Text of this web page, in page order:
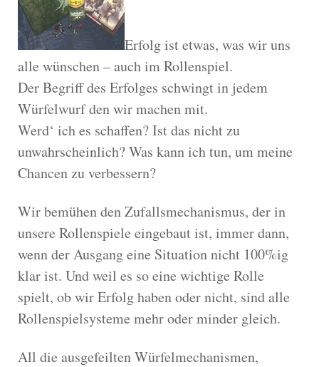
Erfolg ist etwas, was wir uns
alle wünschen – auch im Rollenspiel.
Der Begriff des Erfolges schwingt in jedem
Würfelwurf den wir machen mit.
Werd‘ ich es schaffen? Ist das nicht zu
unwahrscheinlich? Was kann ich tun, um meine
Chancen zu verbessern?
Wir bemühen den Zufallsmechanismus, der in
unsere Rollenspiele eingebaut ist, immer dann,
wenn der Ausgang eine Situation nicht 100%ig
klar ist. Und weil es so eine wichtige Rolle
spielt, ob wir Erfolg haben oder nicht, sind alle
Rollenspielsysteme mehr oder minder gleich.
All die ausgefeilten Würfelmechanismen,